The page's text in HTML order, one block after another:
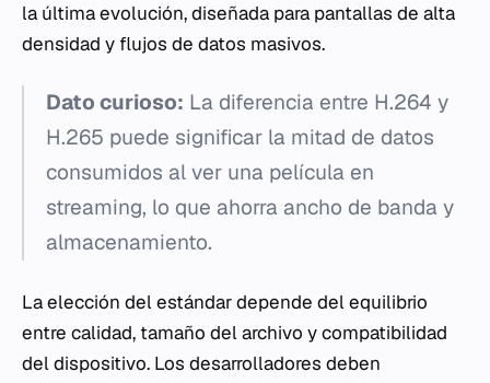
la última evolución, diseñada para pantallas de alta
densidad y flujos de datos masivos.
Dato curioso: La diferencia entre H.264 y
H.265 puede significar la mitad de datos
consumidos al ver una película en
streaming, lo que ahorra ancho de banda y
almacenamiento.
La elección del estándar depende del equilibrio
entre calidad, tamaño del archivo y compatibilidad
del dispositivo. Los desarrolladores deben